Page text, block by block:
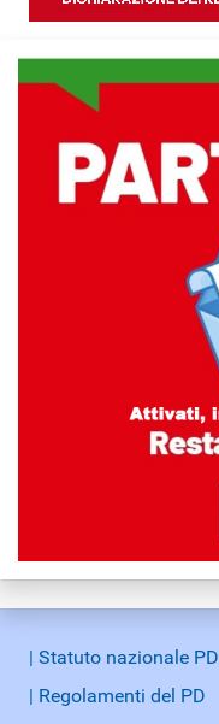
| Statuto nazionale PD
| Regolamenti del PD